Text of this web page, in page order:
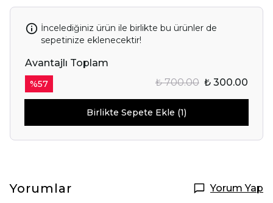
İncelediğiniz ürün ile birlikte bu ürünler de
sepetinize eklenecektir!
Avantajlı Toplam
%57 ₺ 700.00 ₺ 300.00
Birlikte Sepete Ekle (1)
Yorumlar Yorum Yap